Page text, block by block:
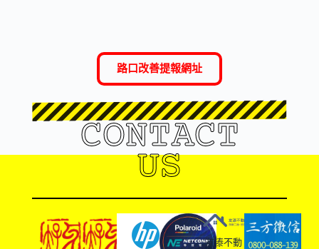
路口改善提報網址
CONTACT
US
友溙不動